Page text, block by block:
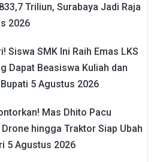
Triliun, Surabaya Jadi Raja
2026
Siswa SMK Ini Raih Emas LKS
Dapat Beasiswa Kuliah dan
5 Agustus 2026
Mas Dhito Pacu
hingga Traktor Siap Ubah
5 Agustus 2026